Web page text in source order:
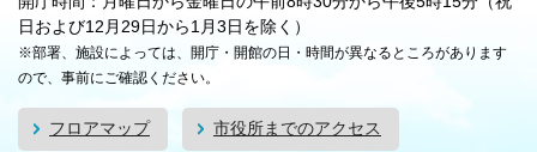
日および12月29日から1月3日を除く）
※部署、施設によっては、開庁・開館の日・時間が異なるところがあります
ので、事前にご確認ください。
フロアマップ 市役所までのアクセス